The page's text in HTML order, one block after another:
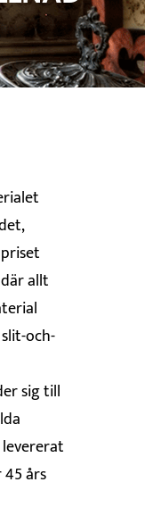
allt
och-
sig till
års